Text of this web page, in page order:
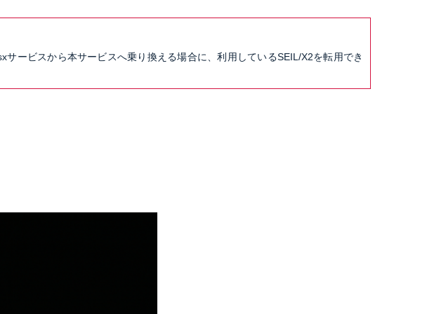
ービスから本サービスへ乗り換える場合に、利用しているSEIL/X2を転用でき